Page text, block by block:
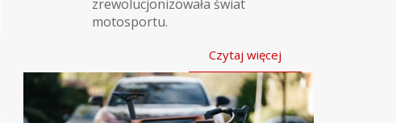
zrewolucjonizowała świat
motosportu.
Czytaj więcej